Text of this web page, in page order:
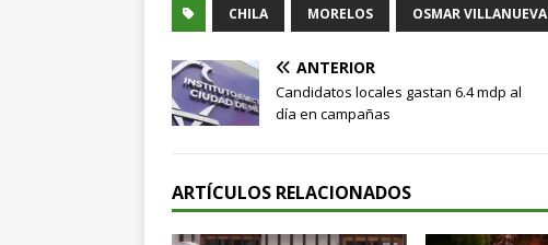
CHILA MORELOS OSMAR VILLANUEVA
ANTERIOR
Candidatos locales gastan 6.4 mdp al
día en campañas
ARTÍCULOS RELACIONADOS